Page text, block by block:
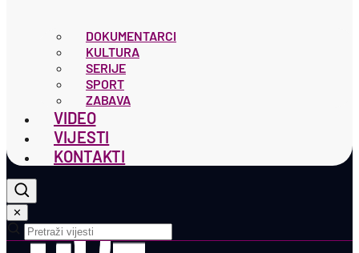
DOKUMENTARCI
KULTURA
SERIJE
SPORT
ZABAVA
VIDEO
VIJESTI
KONTAKTI
✕